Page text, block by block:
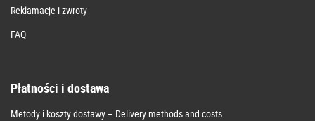
Reklamacje i zwroty
FAQ
Płatności i dostawa
Metody i koszty dostawy – Delivery methods and costs